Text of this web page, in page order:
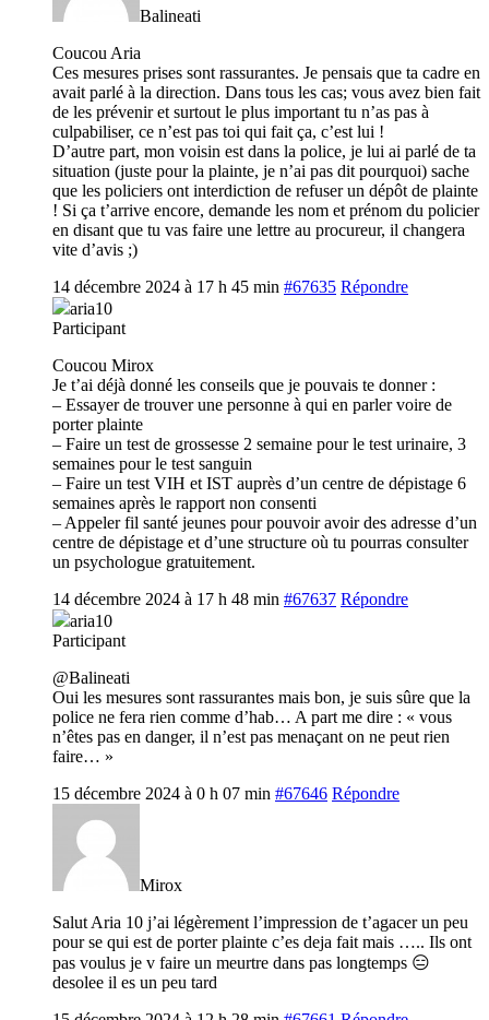
Balineati
Coucou Aria
Ces mesures prises sont rassurantes. Je pensais que ta cadre en
avait parlé à la direction. Dans tous les cas; vous avez bien fait
de les prévenir et surtout le plus important tu n’as pas à
culpabiliser, ce n’est pas toi qui fait ça, c’est lui !
D’autre part, mon voisin est dans la police, je lui ai parlé de ta
situation (juste pour la plainte, je n’ai pas dit pourquoi) sache
que les policiers ont interdiction de refuser un dépôt de plainte
! Si ça t’arrive encore, demande les nom et prénom du policier
en disant que tu vas faire une lettre au procureur, il changera
vite d’avis ;)
14 décembre 2024 à 17 h 45 min #67635 Répondre
aria10
Participant
Coucou Mirox
Je t’ai déjà donné les conseils que je pouvais te donner :
– Essayer de trouver une personne à qui en parler voire de
porter plainte
– Faire un test de grossesse 2 semaine pour le test urinaire, 3
semaines pour le test sanguin
– Faire un test VIH et IST auprès d’un centre de dépistage 6
semaines après le rapport non consenti
– Appeler fil santé jeunes pour pouvoir avoir des adresse d’un
centre de dépistage et d’une structure où tu pourras consulter
un psychologue gratuitement.
14 décembre 2024 à 17 h 48 min #67637 Répondre
aria10
Participant
@Balineati
Oui les mesures sont rassurantes mais bon, je suis sûre que la
police ne fera rien comme d’hab… A part me dire : « vous
n’êtes pas en danger, il n’est pas menaçant on ne peut rien
faire… »
15 décembre 2024 à 0 h 07 min #67646 Répondre
Mirox
Salut Aria 10 j’ai légèrement l’impression de t’agacer un peu
pour se qui est de porter plainte c’es deja fait mais ….. Ils ont
pas voulus je v faire un meurtre dans pas longtemps 😑
desolee il es un peu tard